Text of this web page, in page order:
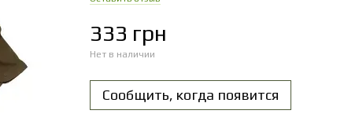
333 грн
Нет в наличии
Сообщить, когда появится